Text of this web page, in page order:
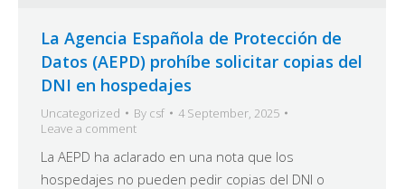
La Agencia Española de Protección de
Datos (AEPD) prohíbe solicitar copias del
DNI en hospedajes
Uncategorized By csf
4 September, 2025
Leave a comment
La AEPD ha aclarado en una nota que los
hospedajes no pueden pedir copias del DNI o